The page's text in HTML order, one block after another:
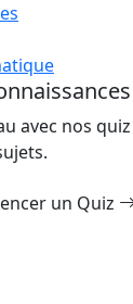
avec nos
un Quiz